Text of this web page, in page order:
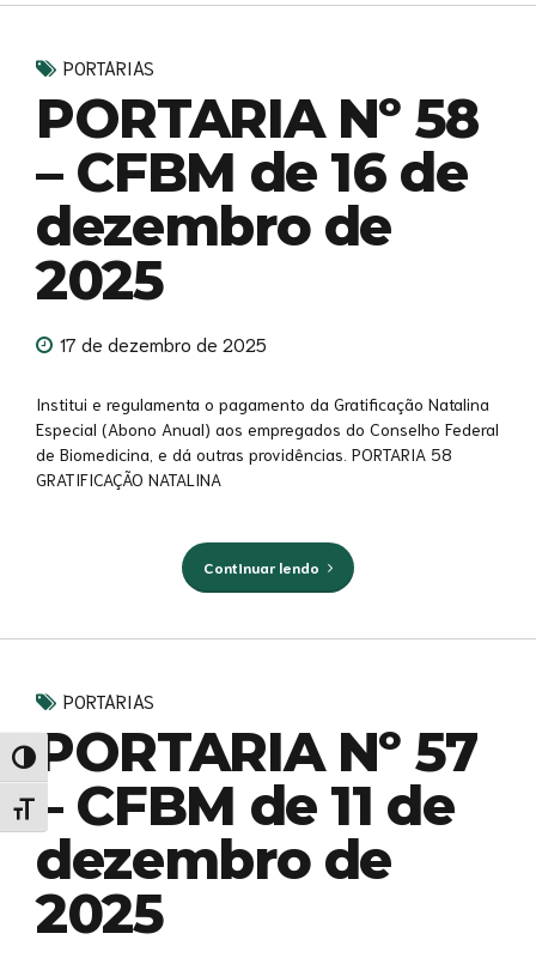
Alternar alto contraste
Alternar tamanho da fonte
PORTARIAS
PORTARIA Nº 58
– CFBM de 16 de
dezembro de
2025
17 de dezembro de 2025
Institui e regulamenta o pagamento da Gratificação Natalina
Especial (Abono Anual) aos empregados do Conselho Federal
de Biomedicina, e dá outras providências. PORTARIA 58
GRATIFICAÇÃO NATALINA
Continuar lendo
PORTARIAS
PORTARIA Nº 57
– CFBM de 11 de
dezembro de
2025